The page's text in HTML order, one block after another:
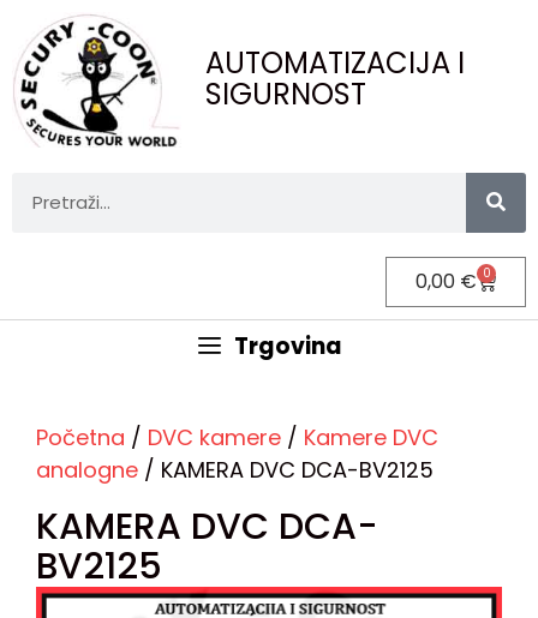
AUTOMATIZACIJA I
SIGURNOST
0,00 € 0
Trgovina
Početna / DVC kamere / Kamere DVC
analogne / KAMERA DVC DCA-BV2125
KAMERA DVC DCA-
BV2125